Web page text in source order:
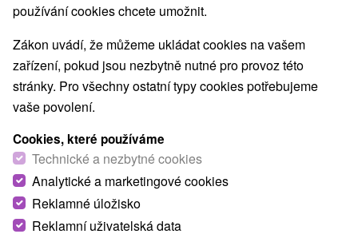
používání cookies chcete umožnit.
Zákon uvádí, že můžeme ukládat cookies na vašem
zařízení, pokud jsou nezbytně nutné pro provoz této
stránky. Pro všechny ostatní typy cookies potřebujeme
vaše povolení.
Cookies, které používáme
Technické a nezbytné cookies
Analytické a marketingové cookies
Reklamné úložisko
Reklamní uživatelská data